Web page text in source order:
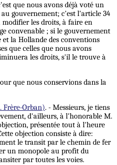
que nous avons déjà voté un
gouvernement; c'est l'article 34
les droits, à faire en
convenable ; si le gouvernement
la Hollande des conventions
que celles que nous avons
les droits, s'il le trouve à
que nous conservions dans la
Frère-Orban). - Messieurs, je tiens
d'ailleurs, à l'honorable M.
présentée tout à l'heure
objection consiste à dire:
le transit par le chemin de fer
un monopole au profit du
par toutes les voies.